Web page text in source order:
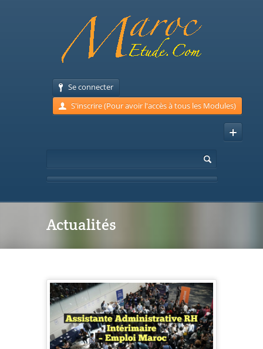
Se connecter
S'inscrire (Pour avoir l'accès à tous les Modules)
Actualités